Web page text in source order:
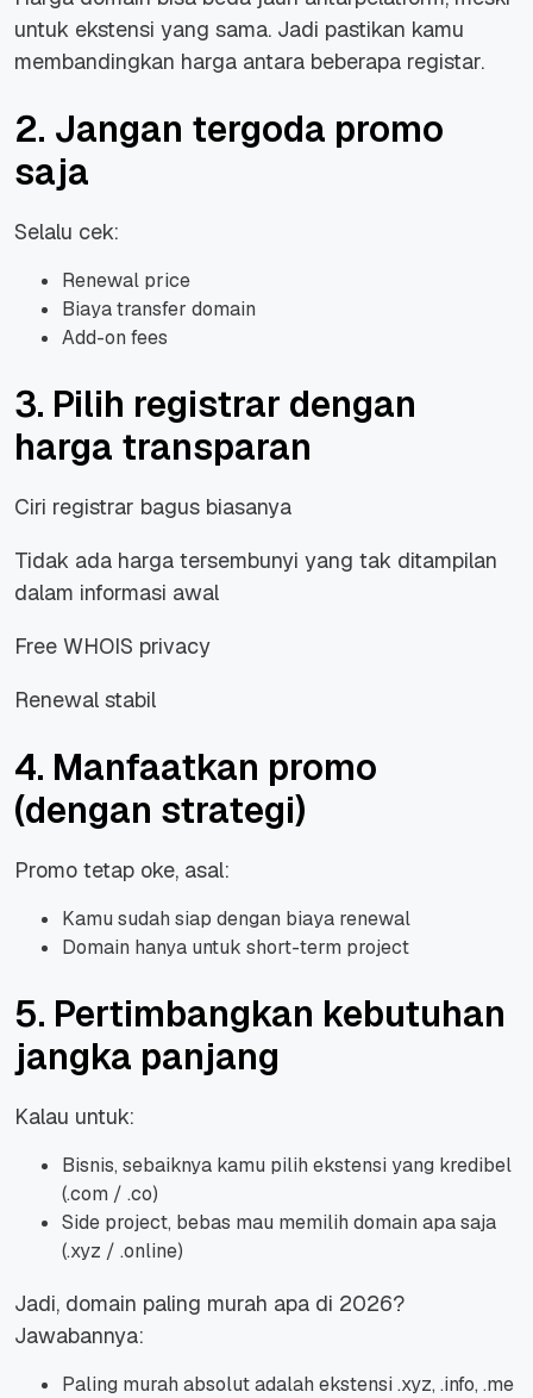
untuk ekstensi yang sama. Jadi pastikan kamu
membandingkan harga antara beberapa registar.
2. Jangan tergoda promo
saja
Selalu cek:
Renewal price
Biaya transfer domain
Add-on fees
3. Pilih registrar dengan
harga transparan
Ciri registrar bagus biasanya
Tidak ada harga tersembunyi yang tak ditampilan
dalam informasi awal
Free WHOIS privacy
Renewal stabil
4. Manfaatkan promo
(dengan strategi)
Promo tetap oke, asal:
Kamu sudah siap dengan biaya renewal
Domain hanya untuk short-term project
5. Pertimbangkan kebutuhan
jangka panjang
Kalau untuk:
Bisnis, sebaiknya kamu pilih ekstensi yang kredibel
(.com / .co)
Side project, bebas mau memilih domain apa saja
(.xyz / .online)
Jadi, domain paling murah apa di 2026?
Jawabannya:
Paling murah absolut adalah ekstensi .xyz, .info, .me